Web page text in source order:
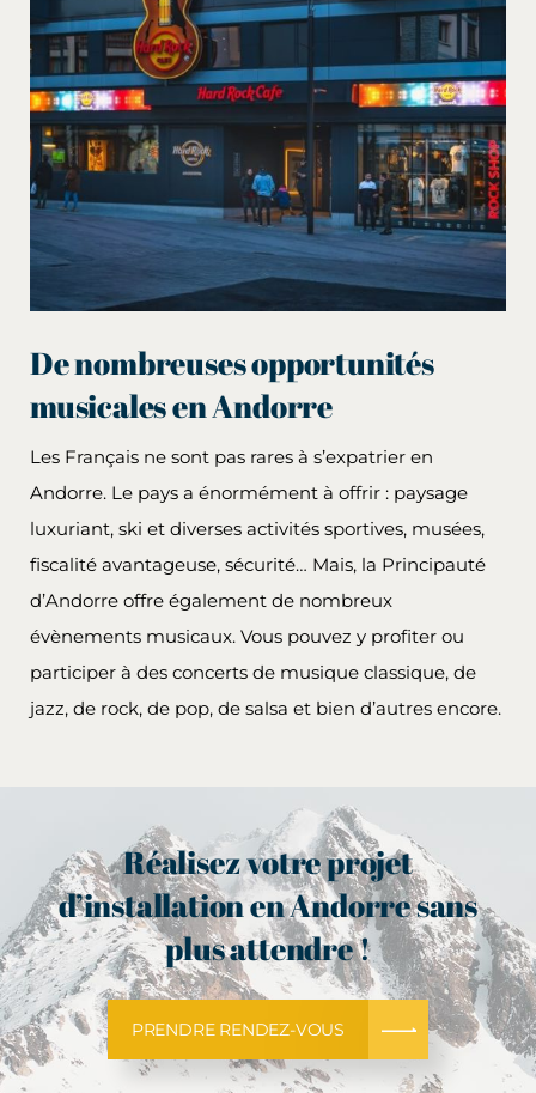
De nombreuses opportunités
musicales en Andorre
Les Français ne sont pas rares à s’expatrier en
Andorre. Le pays a énormément à offrir : paysage
luxuriant, ski et diverses activités sportives, musées,
fiscalité avantageuse, sécurité… Mais, la Principauté
d’Andorre offre également de nombreux
évènements musicaux. Vous pouvez y profiter ou
participer à des concerts de musique classique, de
jazz, de rock, de pop, de salsa et bien d’autres encore.
Réalisez votre projet
d’installation en Andorre sans
plus attendre !
PRENDRE RENDEZ-VOUS